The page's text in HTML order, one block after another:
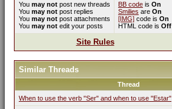
You may not post new threads
You may not post replies
You may not post attachments
You may not edit your posts
BB code is On
Smilies are On
[IMG] code is On
HTML code is Off
Site Rules
Similar Threads
Thread
When to use the verb "Ser" and when to use "Estar"